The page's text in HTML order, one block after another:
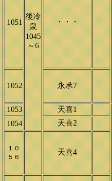
後冷
泉
1045
～6
1051
・・・
1052 永承7
1053 天喜1
1054 天喜2
１０
５６
天喜4